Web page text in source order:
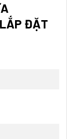
LẮP ĐẶT